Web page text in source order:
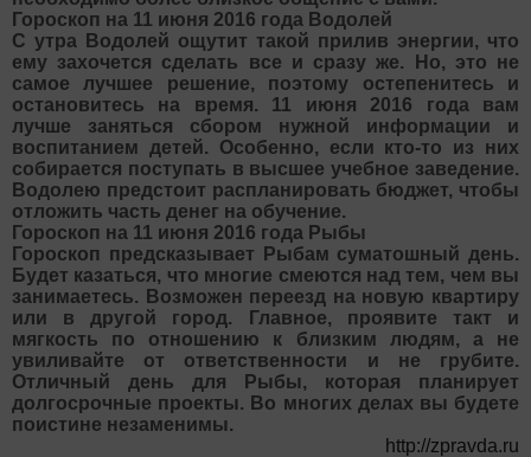
Гороскоп на 11 июня 2016 года Водолей
С утра Водолей ощутит такой прилив энергии, что
ему захочется сделать все и сразу же. Но, это не
самое лучшее решение, поэтому остепенитесь и
остановитесь на время. 11 июня 2016 года вам
лучше заняться сбором нужной информации и
воспитанием детей. Особенно, если кто-то из них
собирается поступать в высшее учебное заведение.
Водолею предстоит распланировать бюджет, чтобы
отложить часть денег на обучение.
Гороскоп на 11 июня 2016 года Рыбы
Гороскоп предсказывает Рыбам суматошный день.
Будет казаться, что многие смеются над тем, чем вы
занимаетесь. Возможен переезд на новую квартиру
или в другой город. Главное, проявите такт и
мягкость по отношению к близким людям, а не
увиливайте от ответственности и не грубите.
Отличный день для Рыбы, которая планирует
долгосрочные проекты. Во многих делах вы будете
поистине незаменимы.
http://zpravda.ru